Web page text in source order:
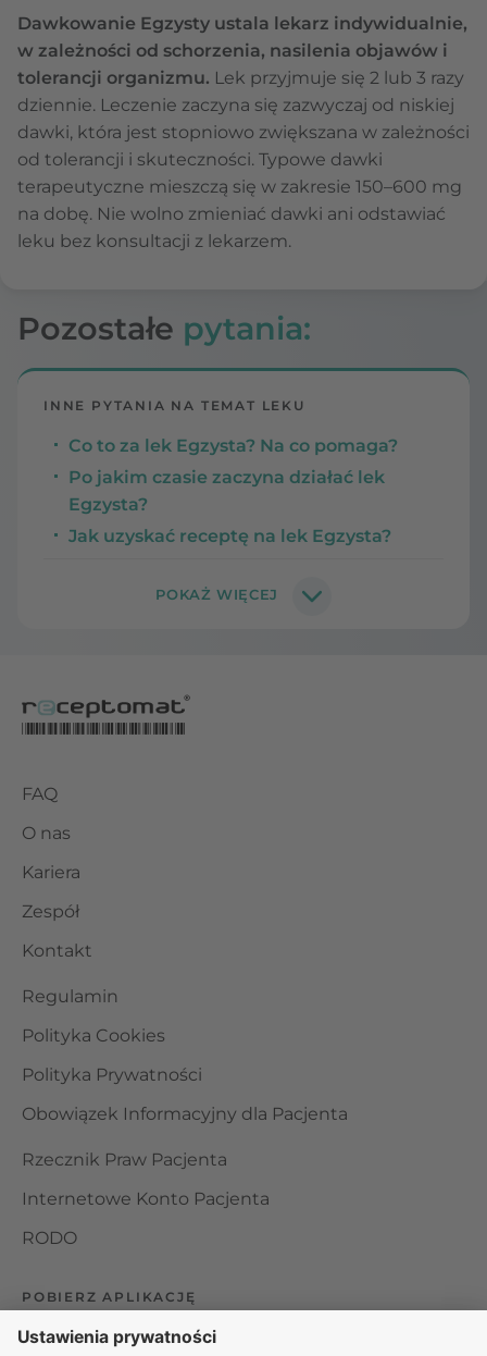
Dawkowanie Egzysty ustala lekarz indywidualnie,
w zależności od schorzenia, nasilenia objawów i
tolerancji organizmu. Lek przyjmuje się 2 lub 3 razy
dziennie. Leczenie zaczyna się zazwyczaj od niskiej
dawki, która jest stopniowo zwiększana w zależności
od tolerancji i skuteczności. Typowe dawki
terapeutyczne mieszczą się w zakresie 150–600 mg
na dobę. Nie wolno zmieniać dawki ani odstawiać
leku bez konsultacji z lekarzem.
Pozostałe pytania:
INNE PYTANIA NA TEMAT LEKU
Co to za lek Egzysta? Na co pomaga?
Po jakim czasie zaczyna działać lek
Egzysta?
Jak uzyskać receptę na lek Egzysta?
FAQ
O nas
Kariera
Zespół
Kontakt
Regulamin
Polityka Cookies
Polityka Prywatności
Obowiązek Informacyjny dla Pacjenta
Rzecznik Praw Pacjenta
Internetowe Konto Pacjenta
RODO
POBIERZ APLIKACJĘ